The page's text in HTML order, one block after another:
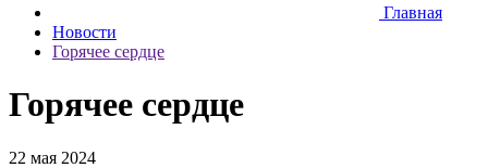
Главная
Новости
Горячее сердце
Горячее сердце
22 мая 2024